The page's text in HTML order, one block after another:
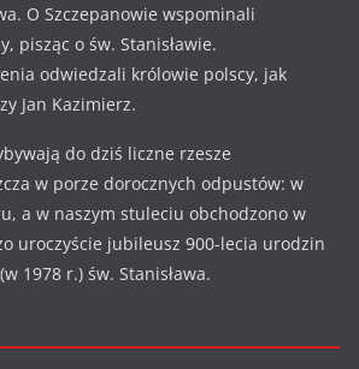
O Szczepanowie wspominali
pisząc o św. Stanisławie.
odwiedzali królowie polscy, jak
Jan Kazimierz.
do dziś liczne rzesze
w porze dorocznych odpustów: w
a w naszym stuleciu obchodzono w
uroczyście jubileusz 900-lecia urodzin
1978 r.) św. Stanisława.